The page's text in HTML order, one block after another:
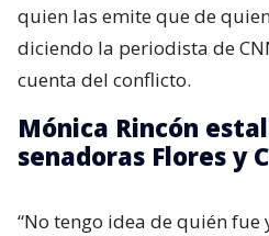
quien las emite que de
diciendo la periodista de
cuenta del conflicto.
Mónica Rincón
senadoras Flores y
“No tengo idea de quién fue